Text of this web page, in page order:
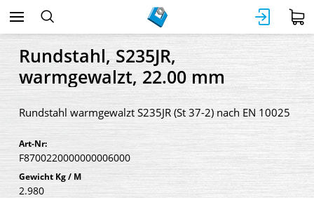
Rundstahl, S235JR,
warmgewalzt, 22.00 mm
Rundstahl warmgewalzt S235JR (St 37-2) nach EN 10025
Art-Nr:
F8700220000000006000
Gewicht Kg / M
2.980